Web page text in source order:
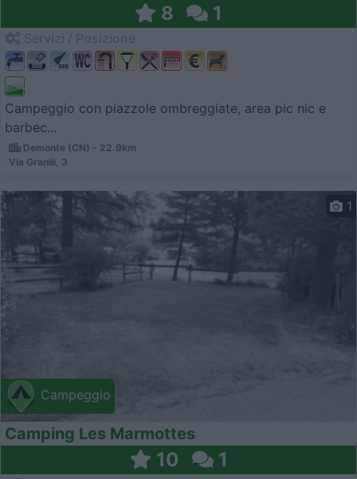
8 1
Campeggio con piazzole ombreggiate, area pic nic e
barbec...
Demonte (CN) - 22.9km
Via Granili, 3
Campeggio
1
Camping Les Marmottes
10 1